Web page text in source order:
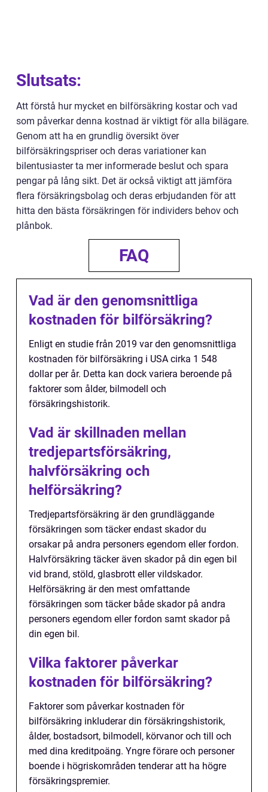
Slutsats:
Att förstå hur mycket en bilförsäkring kostar och vad
som påverkar denna kostnad är viktigt för alla bilägare.
Genom att ha en grundlig översikt över
bilförsäkringspriser och deras variationer kan
bilentusiaster ta mer informerade beslut och spara
pengar på lång sikt. Det är också viktigt att jämföra
flera försäkringsbolag och deras erbjudanden för att
hitta den bästa försäkringen för individers behov och
plånbok.
FAQ
Vad är den genomsnittliga
kostnaden för bilförsäkring?
Enligt en studie från 2019 var den genomsnittliga
kostnaden för bilförsäkring i USA cirka 1 548
dollar per år. Detta kan dock variera beroende på
faktorer som ålder, bilmodell och
försäkringshistorik.
Vad är skillnaden mellan
tredjepartsförsäkring,
halvförsäkring och
helförsäkring?
Tredjepartsförsäkring är den grundläggande
försäkringen som täcker endast skador du
orsakar på andra personers egendom eller fordon.
Halvförsäkring täcker även skador på din egen bil
vid brand, stöld, glasbrott eller vildskador.
Helförsäkring är den mest omfattande
försäkringen som täcker både skador på andra
personers egendom eller fordon samt skador på
din egen bil.
Vilka faktorer påverkar
kostnaden för bilförsäkring?
Faktorer som påverkar kostnaden för
bilförsäkring inkluderar din försäkringshistorik,
ålder, bostadsort, bilmodell, körvanor och till och
med dina kreditpoäng. Yngre förare och personer
boende i högriskområden tenderar att ha högre
försäkringspremier.